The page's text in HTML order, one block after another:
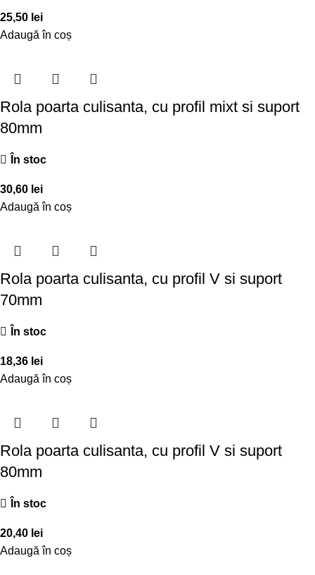
25,50 lei
Adaugă în coș
Rola poarta culisanta, cu profil mixt si suport
80mm
În stoc
30,60 lei
Adaugă în coș
Rola poarta culisanta, cu profil V si suport
70mm
În stoc
18,36 lei
Adaugă în coș
Rola poarta culisanta, cu profil V si suport
80mm
În stoc
20,40 lei
Adaugă în coș